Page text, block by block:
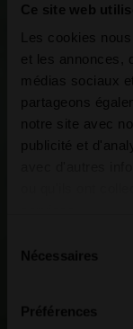
Ce site web
Les cookies
et les annonces,
médias sociaux
partageons
notre site avec
publicité et
Nécessaires
Préférences